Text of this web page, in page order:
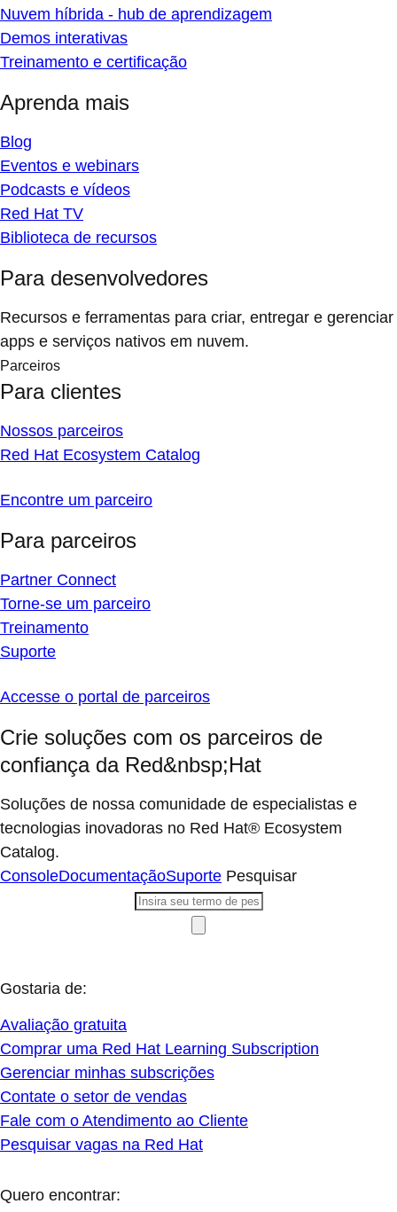
Nuvem híbrida - hub de aprendizagem
Demos interativas
Treinamento e certificação
Aprenda mais
Blog
Eventos e webinars
Podcasts e vídeos
Red Hat TV
Biblioteca de recursos
Para desenvolvedores
Recursos e ferramentas para criar, entregar e gerenciar
apps e serviços nativos em nuvem.
Parceiros
Para clientes
Nossos parceiros
Red Hat Ecosystem Catalog
Encontre um parceiro
Para parceiros
Partner Connect
Torne-se um parceiro
Treinamento
Suporte
Accesse o portal de parceiros
Crie soluções com os parceiros de
confiança da Red&nbsp;Hat
Soluções de nossa comunidade de especialistas e
tecnologias inovadoras no Red Hat® Ecosystem
Catalog.
ConsoleDocumentaçãoSuporte Pesquisar
Gostaria de:
Avaliação gratuita
Comprar uma Red Hat Learning Subscription
Gerenciar minhas subscrições
Contate o setor de vendas
Fale com o Atendimento ao Cliente
Pesquisar vagas na Red Hat
Quero encontrar: